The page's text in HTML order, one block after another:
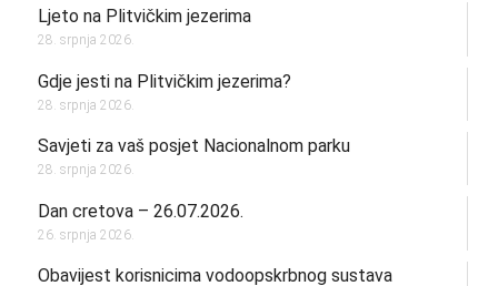
Ljeto na Plitvičkim jezerima
28. srpnja 2026.
Gdje jesti na Plitvičkim jezerima?
28. srpnja 2026.
Savjeti za vaš posjet Nacionalnom parku
28. srpnja 2026.
Dan cretova – 26.07.2026.
26. srpnja 2026.
Obavijest korisnicima vodoopskrbnog sustava